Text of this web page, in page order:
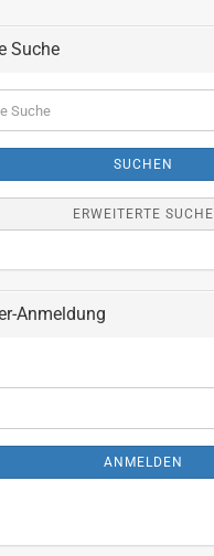
Suche
SUCHEN
ERWEITERTE SUCHE
Anmeldung
ANMELDEN